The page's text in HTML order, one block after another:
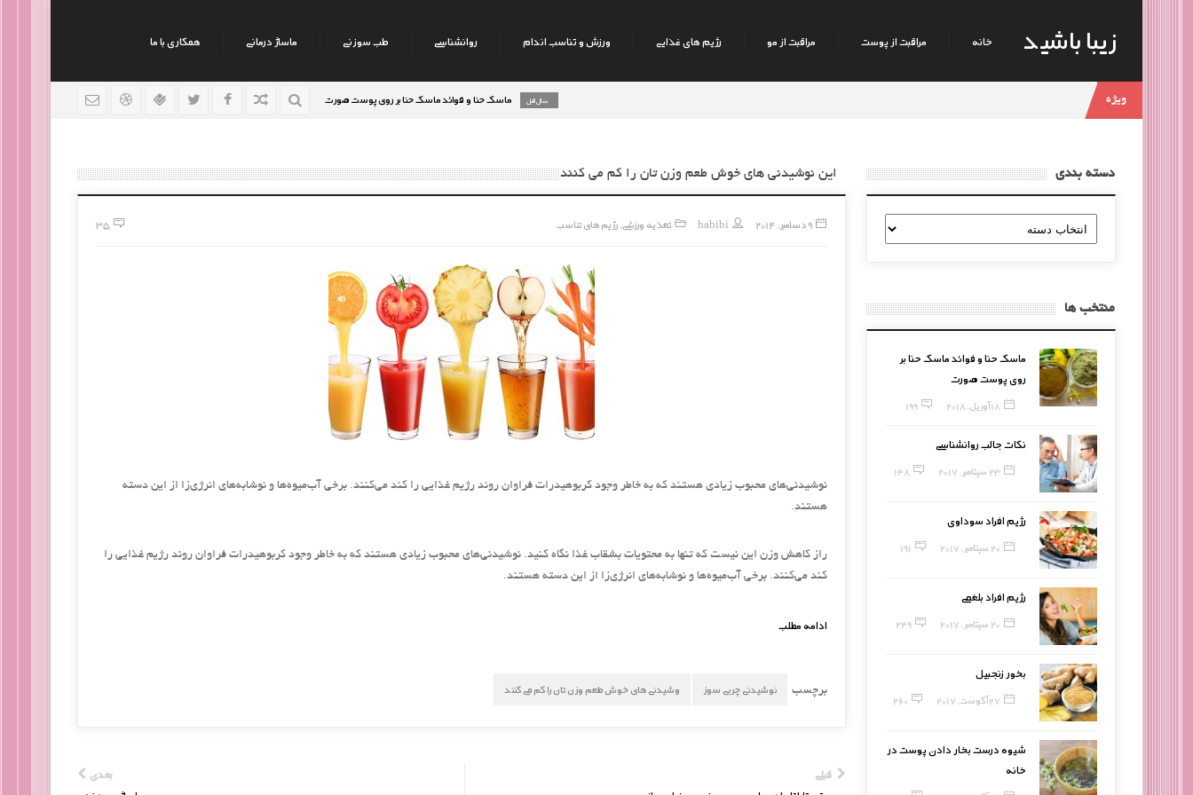
زیبا باشید خانه مراقبت از پوست مراقبت از مو رژیم های غذایی ورزش و تناسب اندام روانشناسی طب سوزنی ماساژ درمانی همکاری با ما
ویژه ماسک حنا و فوائد ماسک حنا بر روی پوست صورت نکات جالب روانشناسی 9 سال قبل رژیم افراد سوداوی
این نوشیدنی های خوش طعم وزن تان را کم می کنند
9 دسامبر, 2014 habibi تغذیه ورزشی,رژیم های تناسب 35
نوشیدنی‌های محبوب زیادی هستند که به خاطر وجود کربوهیدرات فراوان روند رژیم غذایی را کند می‌کنند. برخی آب‌میوه‌ها و نوشابه‌های انرژی‌زا از این دسته
هستند.
راز کاهش وزن این نیست که تنها به محتویات بشقاب غذا نگاه کنید. نوشیدنی‌های محبوب زیادی هستند که به خاطر وجود کربوهیدرات فراوان روند رژیم غذایی را
کند می‌کنند. برخی آب‌میوه‌ها و نوشابه‌های انرژی‌زا از این دسته هستند.
ادامه مطلب
برچسب نوشیدنی چربی سوز وشیدنی های خوش طعم وزن تان را کم می کنند
قبلی
بعدی
دسته بندی
دسته
بندی
منتخب ها
ماسک حنا و فوائد ماسک حنا بر
روی پوست صورت
18 آوریل, 2018 199
نکات جالب روانشناسی
23 سپتامبر, 2017 148
رژیم افراد سوداوی
20 سپتامبر, 2017 191
رژیم افراد بلغمی
20 سپتامبر, 2017 249
بخور زنجبیل
27 آگوست, 2017 260
شیوه درست بخار دادن پوست در
خانه